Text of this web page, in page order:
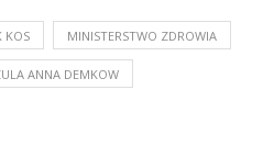
KOS MINISTERSTWO ZDROWIA
ANNA DEMKOW